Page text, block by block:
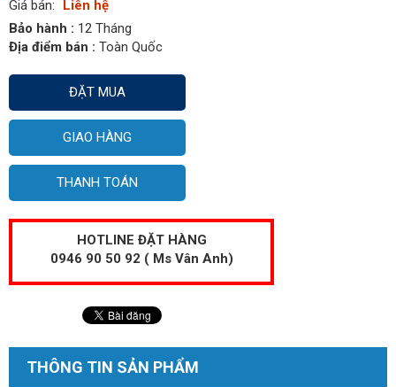
Giá bán:
Liên hệ
Bảo hành : 12 Tháng
Địa điểm bán : Toàn Quốc
ĐẶT MUA
GIAO HÀNG
THANH TOÁN
HOTLINE ĐẶT HÀNG
0946 90 50 92 ( Ms Vân Anh)
THÔNG TIN SẢN PHẨM